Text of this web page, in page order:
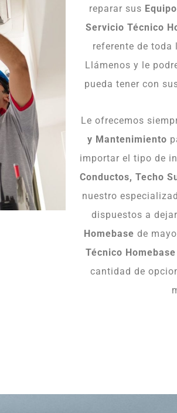
reparar sus
Servicio Técnico
referente de toda
Llámenos y le
pueda tener con
Le ofrecemos
y Mantenimiento
importar el tipo de
Conductos, Techo
nuestro
dispuestos a
Homebase de
Técnico
cantidad de